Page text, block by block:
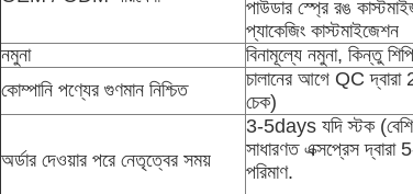
পাউডার স্প্রে রঙ
প্যাকেজিং কাস্টমাইজেশন
নমুনা
বিনামূল্যে নমুনা, কিন্তু
কোম্পানি পণ্যের গুণমান নিশ্চিত
চালানের আগে QC দ্বারা
চেক)
অর্ডার দেওয়ার পরে নেতৃত্বের সময়
3-5days যদি স্টক
সাধারণত এক্সপ্রেস
পরিমাণ.